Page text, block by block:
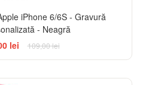
iPhone 6/6S - Gravură
- Neagră
lei
109,00 lei